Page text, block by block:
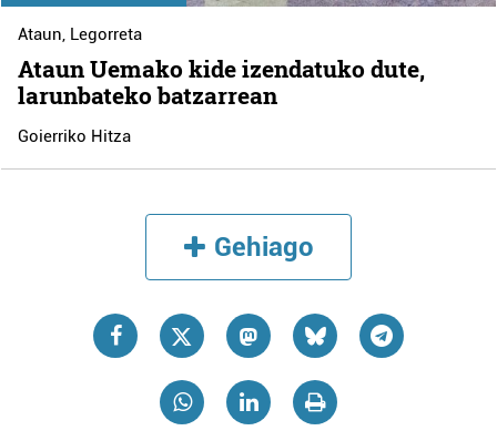
Ataun, Legorreta
Ataun Uemako kide izendatuko dute,
larunbateko batzarrean
Goierriko Hitza
Gehiago